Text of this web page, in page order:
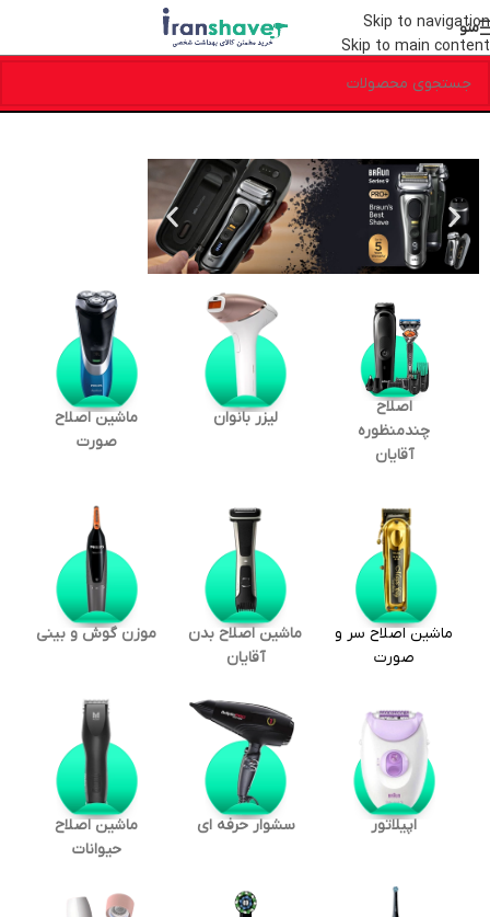
Skip to navigation
Skip to main content
منو
اصلاح
چندمنظوره
آقایان
لیزر بانوان
ماشین اصلاح
صورت
ماشین اصلاح سر و
صورت
ماشین اصلاح بدن
آقایان
موزن گوش و بینی
اپیلاتور سشوار حرفه ای
ماشین اصلاح
حیوانات